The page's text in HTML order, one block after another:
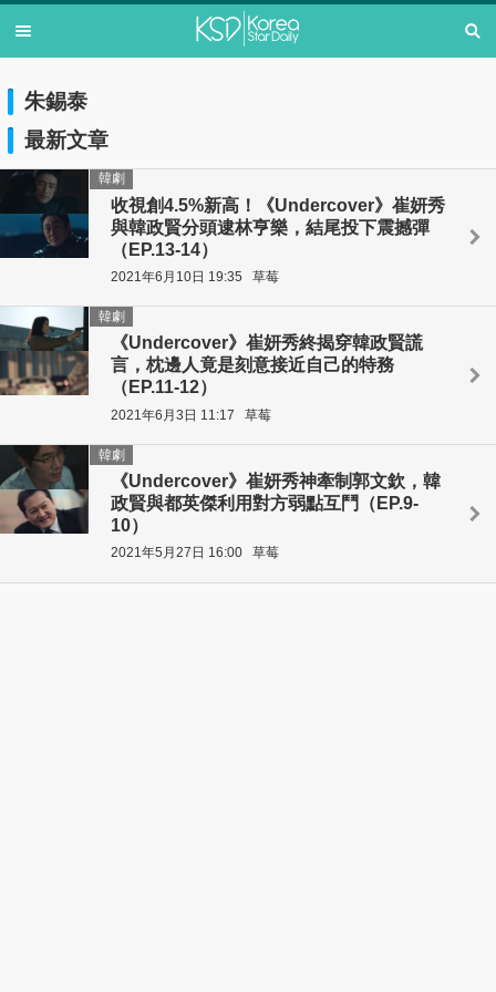
朱錫泰
最新文章
收視創4.5%新高！《Undercover》崔妍秀
與韓政賢分頭逮林亨樂，結尾投下震撼彈
（EP.13-14）
韓劇
2021年6月10日 19:35 草莓
《Undercover》崔妍秀終揭穿韓政賢謊
言，枕邊人竟是刻意接近自己的特務
（EP.11-12）
韓劇
2021年6月3日 11:17 草莓
《Undercover》崔妍秀神牽制郭文欽，韓
政賢與都英傑利用對方弱點互鬥（EP.9-
10）
韓劇
2021年5月27日 16:00 草莓